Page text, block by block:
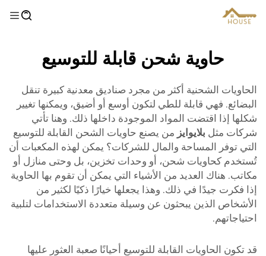
حاوية شحن قابلة للتوسيع
الحاويات الشحنية أكثر من مجرد صناديق معدنية كبيرة تنقل
البضائع. فهي قابلة للطي لتكون أوسع أو أضيق، ويمكنها تغيير
شكلها إذا اقتضت المواد الموجودة داخلها ذلك. وهنا تأتي
شركات مثل بلايوايز من يصنع حاويات الشحن القابلة للتوسيع
التي توفر المساحة والمال للشركات؟ يمكن لهذه المكعبات أن
تُستخدم كحاويات شحن، أو وحدات تخزين، بل وحتى منازل أو
مكاتب. هناك العديد من الأشياء التي يمكن أن تقوم بها الحاوية
إذا فكرت جيدًا في ذلك. وهذا يجعلها خيارًا ذكيًا لكثير من
الأشخاص الذين يبحثون عن وسيلة متعددة الاستخدامات لتلبية
احتياجاتهم.
قد تكون الحاويات القابلة للتوسيع أحيانًا صعبة العثور عليها